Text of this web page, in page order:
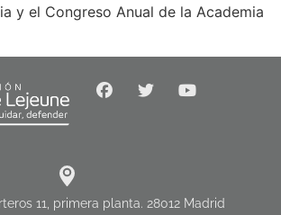
y el Congreso Anual de la Academia
11, primera planta. 28012 Madrid